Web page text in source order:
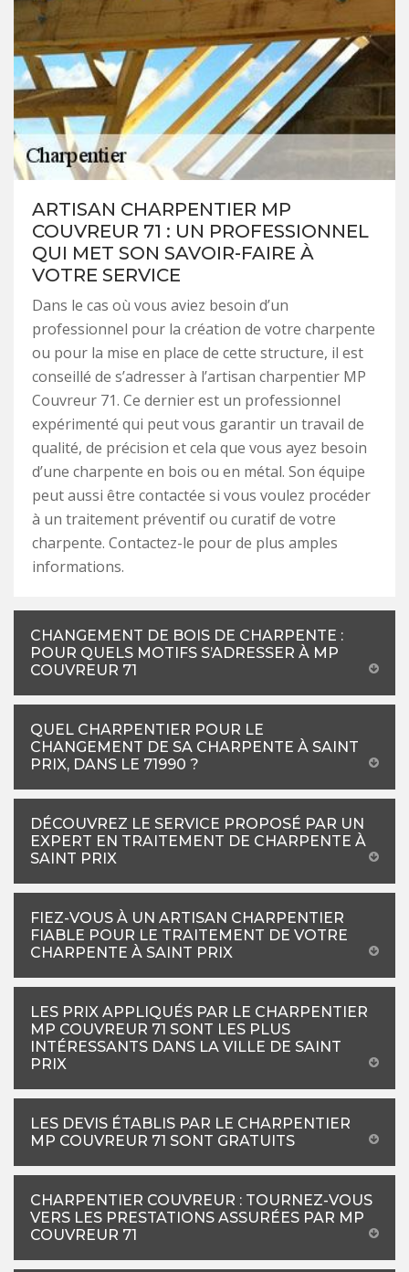
ARTISAN CHARPENTIER MP
COUVREUR 71 : UN PROFESSIONNEL
QUI MET SON SAVOIR-FAIRE À
VOTRE SERVICE
Dans le cas où vous aviez besoin d’un
professionnel pour la création de votre charpente
ou pour la mise en place de cette structure, il est
conseillé de s’adresser à l’artisan charpentier MP
Couvreur 71. Ce dernier est un professionnel
expérimenté qui peut vous garantir un travail de
qualité, de précision et cela que vous ayez besoin
d’une charpente en bois ou en métal. Son équipe
peut aussi être contactée si vous voulez procéder
à un traitement préventif ou curatif de votre
charpente. Contactez-le pour de plus amples
informations.
CHANGEMENT DE BOIS DE CHARPENTE :
POUR QUELS MOTIFS S’ADRESSER À MP
COUVREUR 71
QUEL CHARPENTIER POUR LE
CHANGEMENT DE SA CHARPENTE À SAINT
PRIX, DANS LE 71990 ?
DÉCOUVREZ LE SERVICE PROPOSÉ PAR UN
EXPERT EN TRAITEMENT DE CHARPENTE À
SAINT PRIX
FIEZ-VOUS À UN ARTISAN CHARPENTIER
FIABLE POUR LE TRAITEMENT DE VOTRE
CHARPENTE À SAINT PRIX
LES PRIX APPLIQUÉS PAR LE CHARPENTIER
MP COUVREUR 71 SONT LES PLUS
INTÉRESSANTS DANS LA VILLE DE SAINT
PRIX
LES DEVIS ÉTABLIS PAR LE CHARPENTIER
MP COUVREUR 71 SONT GRATUITS
CHARPENTIER COUVREUR : TOURNEZ-VOUS
VERS LES PRESTATIONS ASSURÉES PAR MP
COUVREUR 71